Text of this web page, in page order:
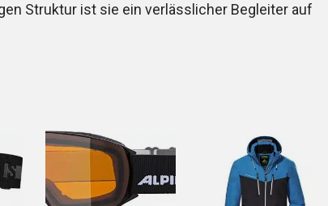
Struktur ist sie ein verlässlicher Begleiter auf